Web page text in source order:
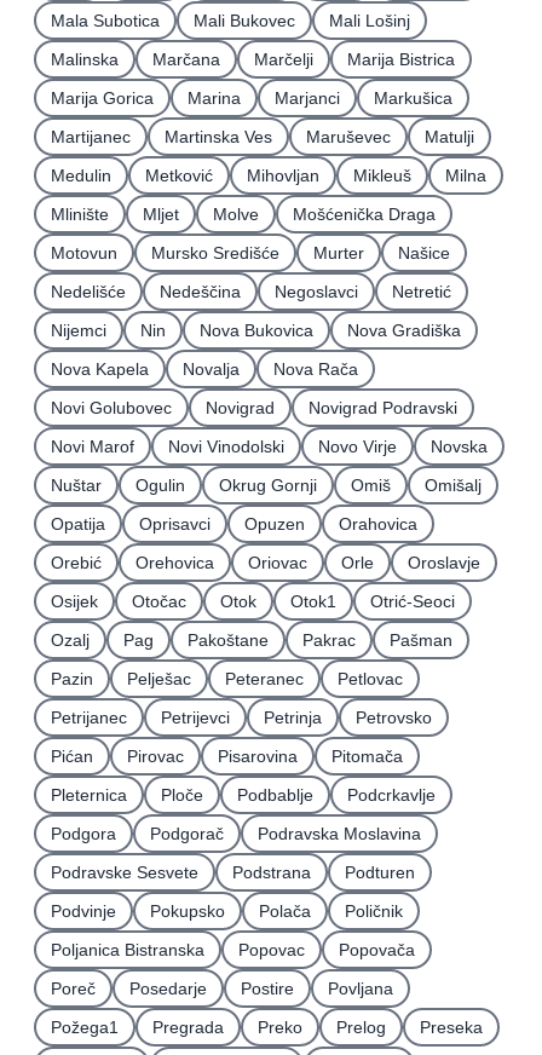
Mala Subotica Mali Bukovec
Mali Lošinj
Malinska
Marčana Marčelji
Marija Bistrica
Marija Gorica
Marina Marjanci
Markušica
Martijanec
Martinska Ves Maruševec
Matulji
Medulin
Metković Mihovljan Mikleuš
Milna
Mlinište
Mljet Molve
Mošćenička Draga
Motovun
Mursko Središće Murter
Našice
Nedelišće
Nedeščina Negoslavci
Netretić
Nijemci
Nin Nova Bukovica
Nova Gradiška
Nova Kapela
Novalja
Nova Rača
Novi Golubovec
Novigrad
Novigrad Podravski
Novi Marof
Novi Vinodolski Novo Virje
Novska
Nuštar
Ogulin Okrug Gornji Omiš
Omišalj
Opatija
Oprisavci Opuzen
Orahovica
Orebić
Orehovica Oriovac Orle
Oroslavje
Osijek
Otočac Otok Otok1
Otrić-Seoci
Ozalj
Pag Pakoštane Pakrac
Pašman
Pazin
Pelješac Peteranec
Petlovac
Petrijanec
Petrijevci Petrinja
Petrovsko
Pićan
Pirovac Pisarovina
Pitomača
Pleternica
Ploče Podbablje
Podcrkavlje
Podgora
Podgorač
Podravska Moslavina
Podravske Sesvete
Podstrana
Podturen
Podvinje
Pokupsko Polača
Poličnik
Poljanica Bistranska
Popovac
Popovača
Poreč
Posedarje Postire
Povljana
Požega1
Pregrada Preko Prelog
Preseka